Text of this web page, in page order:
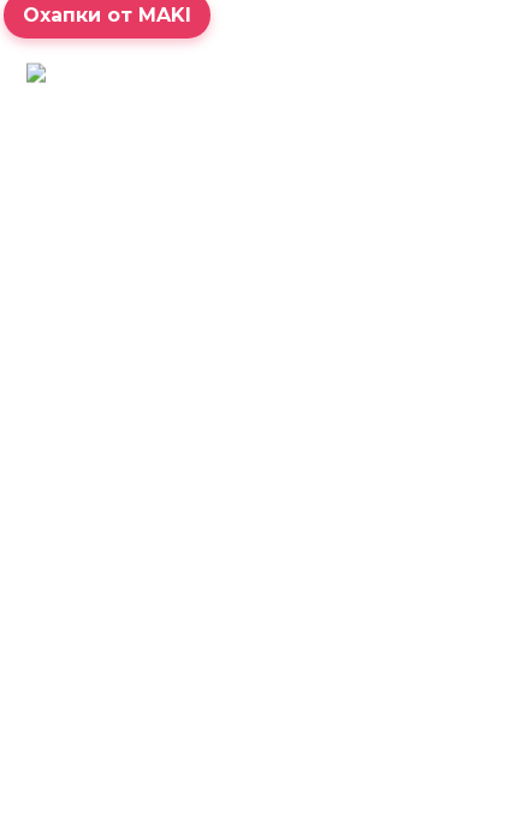
Охапки от MAKI